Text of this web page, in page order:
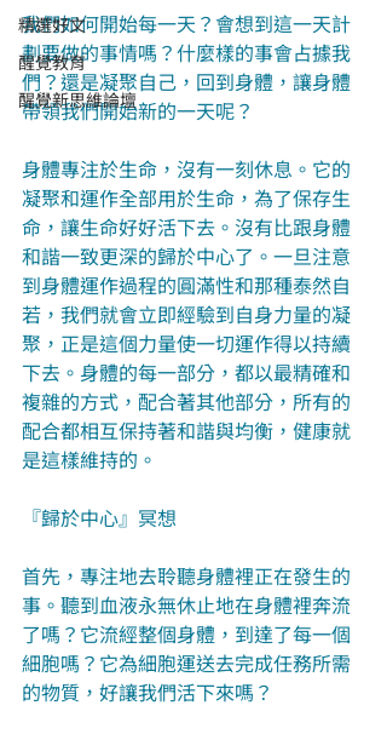
精選好文
醒覺教育
醒覺新思維論壇
我們如何開始每一天？會想到這一天計
劃要做的事情嗎？什麼樣的事會占據我
們？還是凝聚自己，回到身體，讓身體
帶領我們開始新的一天呢？
身體專注於生命，沒有一刻休息。它的
凝聚和運作全部用於生命，為了保存生
命，讓生命好好活下去。沒有比跟身體
和諧一致更深的歸於中心了。一旦注意
到身體運作過程的圓滿性和那種泰然自
若，我們就會立即經驗到自身力量的凝
聚，正是這個力量使一切運作得以持續
下去。身體的每一部分，都以最精確和
複雜的方式，配合著其他部分，所有的
配合都相互保持著和諧與均衡，健康就
是這樣維持的。
『歸於中心』冥想
首先，專注地去聆聽身體裡正在發生的
事。聽到血液永無休止地在身體裡奔流
了嗎？它流經整個身體，到達了每一個
細胞嗎？它為細胞運送去完成任務所需
的物質，好讓我們活下來嗎？